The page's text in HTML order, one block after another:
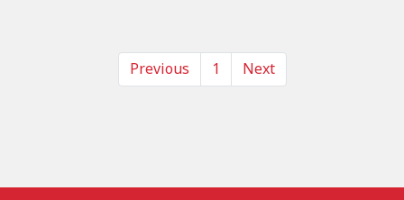
Previous 1 Next